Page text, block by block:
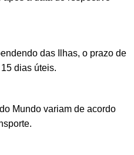
das Ilhas, o prazo de
dias úteis.
Mundo variam de acordo